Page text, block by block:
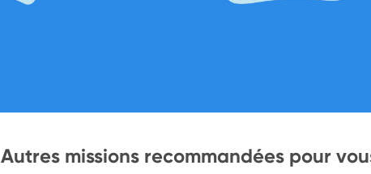
Autres missions recommandées pour